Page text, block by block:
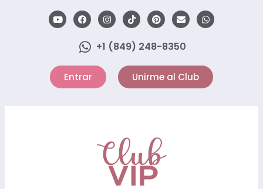
+1 (849) 248-8350
Entrar Unirme al Club